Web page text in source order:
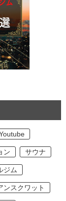
ン サウナ
ジム
ンスクワット